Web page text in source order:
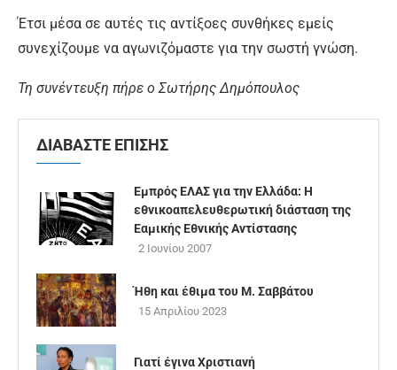
Έτσι μέσα σε αυτές τις αντίξοες συνθήκες εμείς
συνεχίζουμε να αγωνιζόμαστε για την σωστή γνώση.
Τη συνέντευξη πήρε ο Σωτήρης Δημόπουλος
ΔΙΑΒΑΣΤΕ ΕΠΙΣΗΣ
Εμπρός ΕΛΑΣ για την Ελλάδα: Η
εθνικοαπελευθερωτική διάσταση της
Εαμικής Εθνικής Αντίστασης
2 Ιουνίου 2007
Ήθη και έθιμα του Μ. Σαββάτου
15 Απριλίου 2023
Γιατί έγινα Xριστιανή